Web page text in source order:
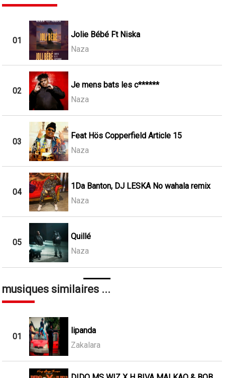
01
Jolie Bébé Ft Niska
Naza
02
Je mens bats les c******
Naza
03
Feat Hös Copperfield Article 15
Naza
04
1Da Banton, DJ LESKA No wahala remix
Naza
05
Quillé
Naza
musiques similaires ...
01
lipanda
Zakalara